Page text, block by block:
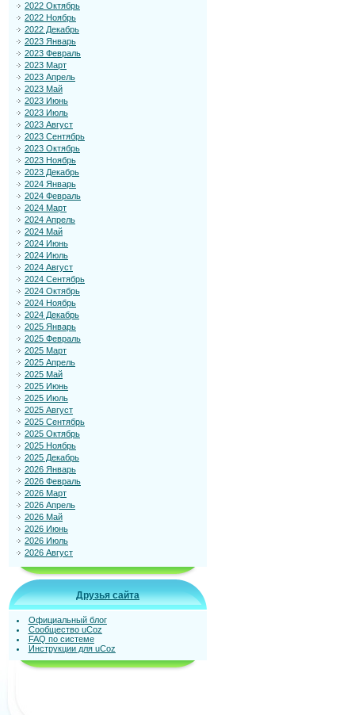
2022 Октябрь
2022 Ноябрь
2022 Декабрь
2023 Январь
2023 Февраль
2023 Март
2023 Апрель
2023 Май
2023 Июнь
2023 Июль
2023 Август
2023 Сентябрь
2023 Октябрь
2023 Ноябрь
2023 Декабрь
2024 Январь
2024 Февраль
2024 Март
2024 Апрель
2024 Май
2024 Июнь
2024 Июль
2024 Август
2024 Сентябрь
2024 Октябрь
2024 Ноябрь
2024 Декабрь
2025 Январь
2025 Февраль
2025 Март
2025 Апрель
2025 Май
2025 Июнь
2025 Июль
2025 Август
2025 Сентябрь
2025 Октябрь
2025 Ноябрь
2025 Декабрь
2026 Январь
2026 Февраль
2026 Март
2026 Апрель
2026 Май
2026 Июнь
2026 Июль
2026 Август
Друзья сайта
Официальный блог
Сообщество uCoz
FAQ по системе
Инструкции для uCoz